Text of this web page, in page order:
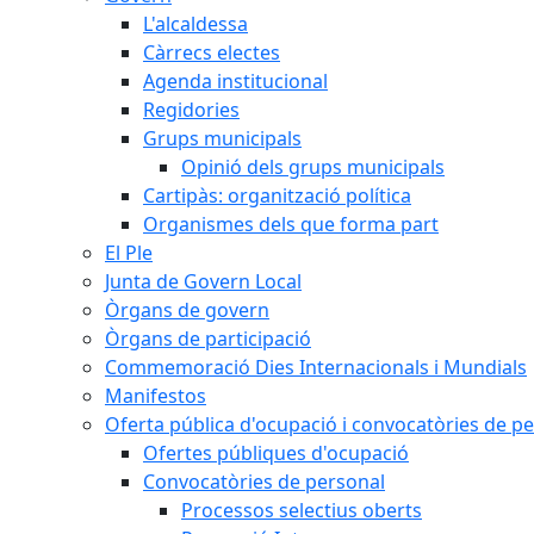
L'alcaldessa
Càrrecs electes
Agenda institucional
Regidories
Grups municipals
Opinió dels grups municipals
Cartipàs: organització política
Organismes dels que forma part
El Ple
Junta de Govern Local
Òrgans de govern
Òrgans de participació
Commemoració Dies Internacionals i Mundials
Manifestos
Oferta pública d'ocupació i convocatòries de
Ofertes públiques d'ocupació
Convocatòries de personal
Processos selectius oberts